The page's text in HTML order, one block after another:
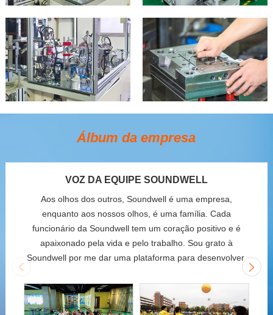
Álbum da empresa
VOZ DA EQUIPE SOUNDWELL
Aos olhos dos outros, Soundwell é uma empresa,
enquanto aos nossos olhos, é uma família. Cada
funcionário da Soundwell tem um coração positivo e é
apaixonado pela vida e pelo trabalho. Sou grato à
Soundwell por me dar uma plataforma para desenvolver.